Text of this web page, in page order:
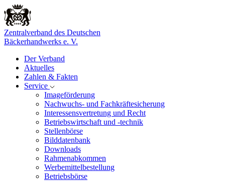
Zentralverband des Deutschen
Bäckerhandwerks e. V.
Der Verband
Aktuelles
Zahlen & Fakten
Service
Imageförderung
Nachwuchs- und Fachkräftesicherung
Interessensvertretung und Recht
Betriebswirtschaft und -technik
Stellenbörse
Bilddatenbank
Downloads
Rahmenabkommen
Werbemittelbestellung
Betriebsbörse